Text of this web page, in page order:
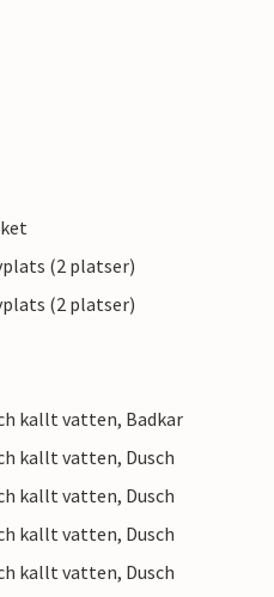
(2 platser)
(2 platser)
kallt vatten, Badkar
kallt vatten, Dusch
kallt vatten, Dusch
kallt vatten, Dusch
kallt vatten, Dusch